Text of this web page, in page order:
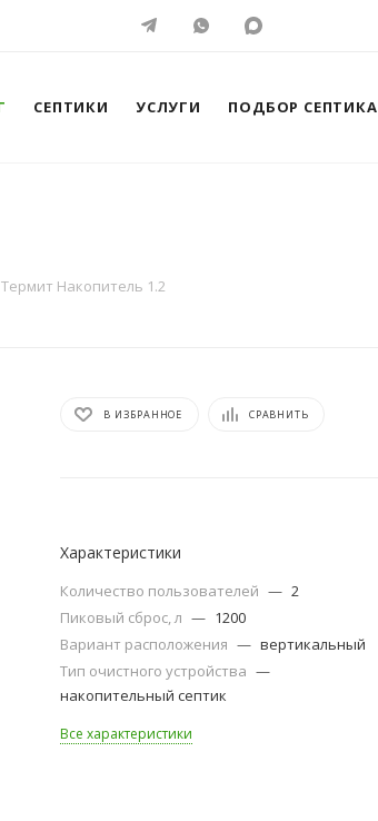
СЕПТИКИ УСЛУГИ ПОДБОР СЕПТИКА
Накопитель 1.2
В ИЗБРАННОЕ СРАВНИТЬ
Характеристики
Количество пользователей — 2
Пиковый сброс, л — 1200
Вариант расположения — вертикальный
Тип очистного устройства —
накопительный септик
Все характеристики